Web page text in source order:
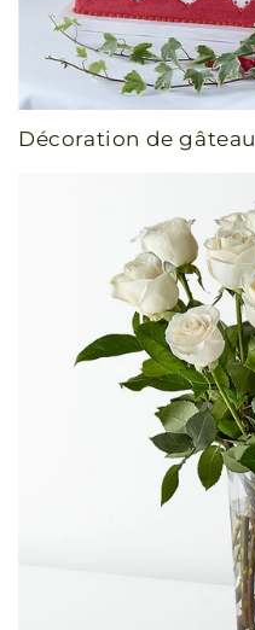
Décoration de gâteau